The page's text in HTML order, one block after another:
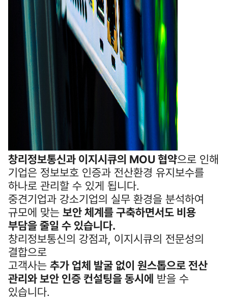
창리정보통신과 이지시큐의 MOU 협약으로 인해
기업은 정보보호 인증과 전산환경 유지보수를
하나로 관리할 수 있게 됩니다.
중견기업과 강소기업의 실무 환경을 분석하여
규모에 맞는 보안 체계를 구축하면서도 비용
부담을 줄일 수 있습니다.
창리정보통신의 강점과, 이지시큐의 전문성의
결합으로
고객사는 추가 업체 발굴 없이 원스톱으로 전산
관리와 보안 인증 컨설팅을 동시에 받을 수
있습니다.